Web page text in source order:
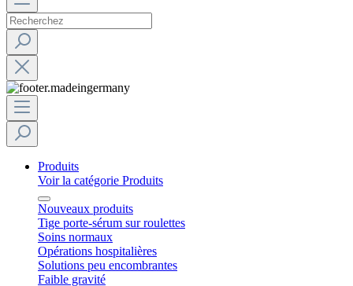
Produits
Voir la catégorie Produits
Nouveaux produits
Tige porte-sérum sur roulettes
Soins normaux
Opérations hospitalières
Solutions peu encombrantes
Faible gravité